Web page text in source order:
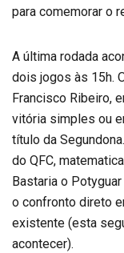
para comemorar o
A última rodada
dois jogos às 15h.
Francisco Ribeiro,
vitória simples ou
título da
do QFC,
Bastaria o
o confronto direto
existente (esta
acontecer).